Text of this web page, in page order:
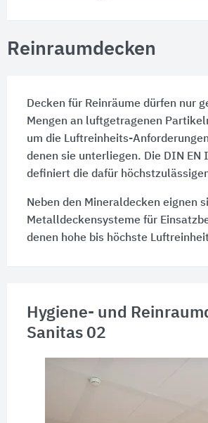
Reinraumdecken
Decken für Reinräume dürfen nur
Mengen an luftgetragenen
um die Luftreinheits-
denen sie unterliegen. Die DIN EN
definiert die dafür
Neben den Mineraldecken eignen
Metalldeckensysteme für
denen hohe bis höchste
Hygiene- und
Sanitas 02